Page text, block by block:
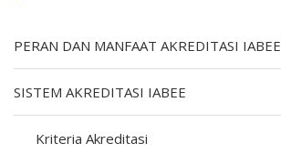
PERAN DAN MANFAAT AKREDITASI IABEE
SISTEM AKREDITASI IABEE
Kriteria Akreditasi